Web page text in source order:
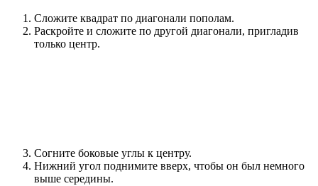
Сложите квадрат по диагонали пополам.
Раскройте и сложите по другой диагонали, пригладив
только центр.
Согните боковые углы к центру.
Нижний угол поднимите вверх, чтобы он был немного
выше середины.